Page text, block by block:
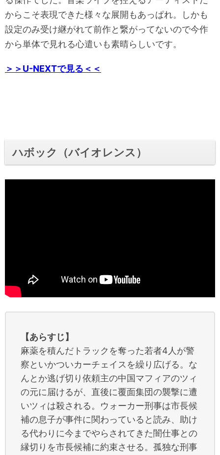
からこそ表現できた様々な展開もあっぱれ。しかも
設定のみ受け継がれて前作と繋がってないので今作
から単体で見れる心遣いも素晴らしいです。
＞＞U-NEXTで見る＜＜
ハボック（バイオレンス）
【あらすじ】
麻薬を積んだトラックを奪った若者4人が警
察といかついカーチェイスを繰り広げる。な
んとか逃げ切り依頼主の中国マフィアのツィ
の元に届けるが、直後に覆面集団の襲撃に遭
いツィは殺される。ウォーカー刑事は市長候
補の息子が事件に関わっていると読み、助け
る代わりに今までやらされてきた闇仕事との
縁切りを市長候補に約束させる。孤独な刑事